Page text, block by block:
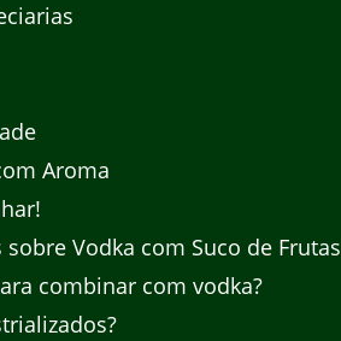
Aroma
Vodka com Suco de Frutas
combinar com vodka?